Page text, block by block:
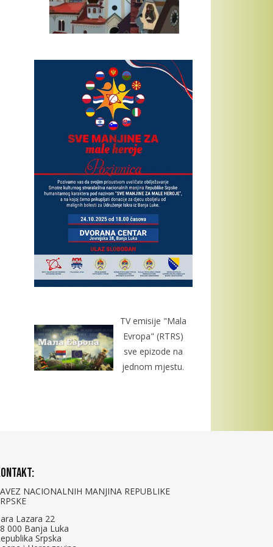
TV emisije "Mala
Evropa" (RTRS)
sve epizode na
jednom mjestu.
NACIONALNIH MANJINA REPUBLIKE
Lazara 22
000 Banja Luka
Srpska